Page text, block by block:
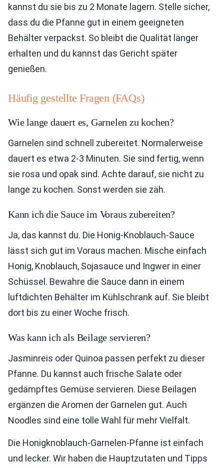
kannst du sie bis zu 2 Monate lagern. Stelle sicher,
dass du die Pfanne gut in einem geeigneten
Behälter verpackst. So bleibt die Qualität länger
erhalten und du kannst das Gericht später
genießen.
Häufig gestellte Fragen (FAQs)
Wie lange dauert es, Garnelen zu kochen?
Garnelen sind schnell zubereitet. Normalerweise
dauert es etwa 2-3 Minuten. Sie sind fertig, wenn
sie rosa und opak sind. Achte darauf, sie nicht zu
lange zu kochen. Sonst werden sie zäh.
Kann ich die Sauce im Voraus zubereiten?
Ja, das kannst du. Die Honig-Knoblauch-Sauce
lässt sich gut im Voraus machen. Mische einfach
Honig, Knoblauch, Sojasauce und Ingwer in einer
Schüssel. Bewahre die Sauce dann in einem
luftdichten Behälter im Kühlschrank auf. Sie bleibt
dort bis zu einer Woche frisch.
Was kann ich als Beilage servieren?
Jasminreis oder Quinoa passen perfekt zu dieser
Pfanne. Du kannst auch frische Salate oder
gedämpftes Gemüse servieren. Diese Beilagen
ergänzen die Aromen der Garnelen gut. Auch
Noodles sind eine tolle Wahl für mehr Vielfalt.
Die Honigknoblauch-Garnelen-Pfanne ist einfach
und lecker. Wir haben die Hauptzutaten und Tipps